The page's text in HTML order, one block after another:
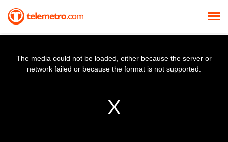
The media could not be loaded, either because the server or
network failed or because the format is not supported.